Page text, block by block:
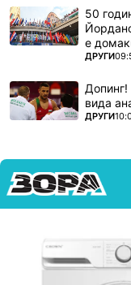
50
е
ПОВЕЧЕ
ДРУГИ
Допинг!
вида
ПОВЕЧЕ
ДРУГИ